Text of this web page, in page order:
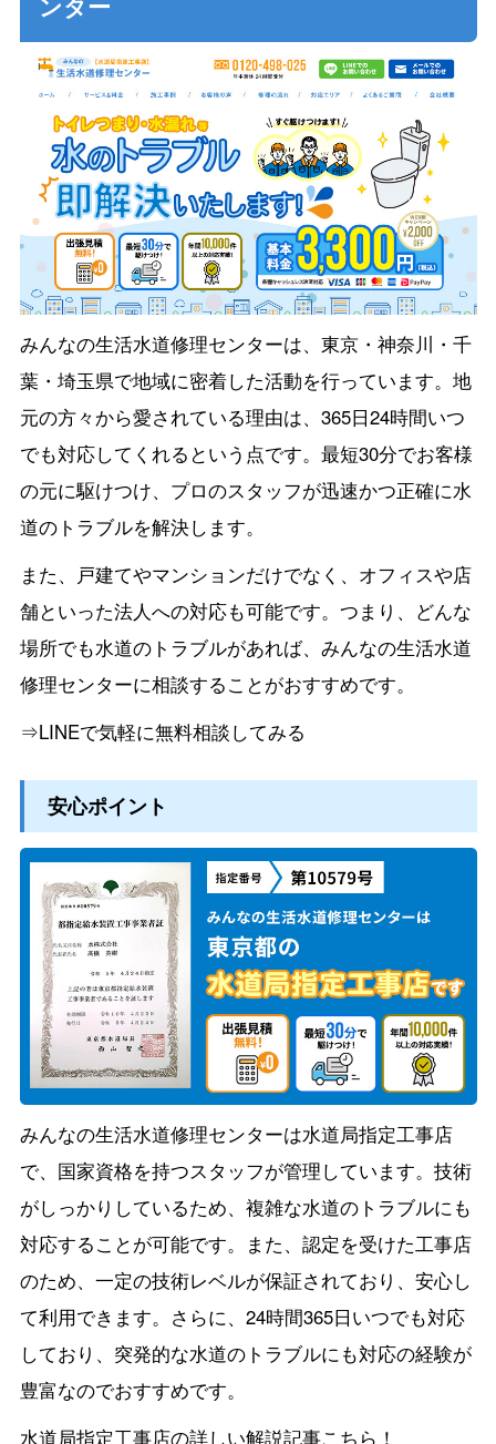
みんなの生活水道修理センターは、東京・神奈川・千
葉・埼玉県で地域に密着した活動を行っています。地
元の方々から愛されている理由は、365日24時間いつ
でも対応してくれるという点です。最短30分でお客様
の元に駆けつけ、プロのスタッフが迅速かつ正確に水
道のトラブルを解決します。
また、戸建てやマンションだけでなく、オフィスや店
舗といった法人への対応も可能です。つまり、どんな
場所でも水道のトラブルがあれば、みんなの生活水道
修理センターに相談することがおすすめです。
⇒LINEで気軽に無料相談してみる
安心ポイント
みんなの生活水道修理センターは水道局指定工事店
で、国家資格を持つスタッフが管理しています。技術
がしっかりしているため、複雑な水道のトラブルにも
対応することが可能です。また、認定を受けた工事店
のため、一定の技術レベルが保証されており、安心し
て利用できます。さらに、24時間365日いつでも対応
しており、突発的な水道のトラブルにも対応の経験が
豊富なのでおすすめです。
水道局指定工事店の詳しい解説記事こちら！